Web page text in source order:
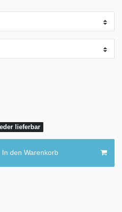
lieferbar
In den Warenkorb